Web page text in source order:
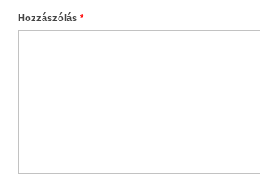
Hozzászólás *